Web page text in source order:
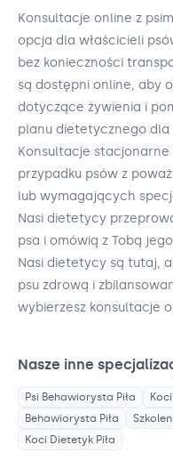
Konsultacje online z
opcja dla właścicieli
bez konieczności
są dostępni online, aby
dotyczące żywienia i
planu dietetycznego dla
Konsultacje
przypadku psów z
lub wymagających
Nasi dietetycy
psa i omówią z Tobą
Nasi dietetycy są tutaj,
psu zdrową i
wybierzesz konsultacje
Nasze inne
Psi Behawiorysta Piła
Behawiorysta Piła
Koci Dietetyk Piła